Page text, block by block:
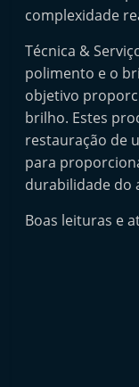
complexidade
Técnica &
polimento e o
objetivo
brilho. Estes
restauração de
para
durabilidade do
Boas leituras e